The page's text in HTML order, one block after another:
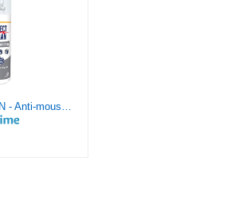
INSECT ECRAN - Anti-moustiques - Spray répulsif peau - Protection contre les piqûres de moustiques - Zones Infestées – Made in France - 100 ml